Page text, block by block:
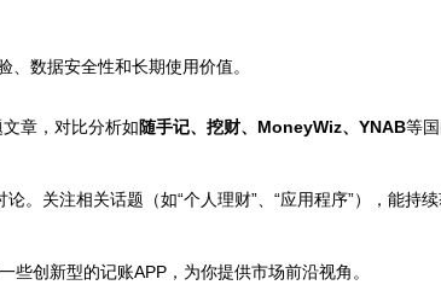
数据安全性和长期使用价值。
文章，对比分析如随手记、挖财、MoneyWiz、YNAB等
。关注相关话题（如“个人理财”、“应用程序”），能持
创新型的记账APP，为你提供市场前沿视角。